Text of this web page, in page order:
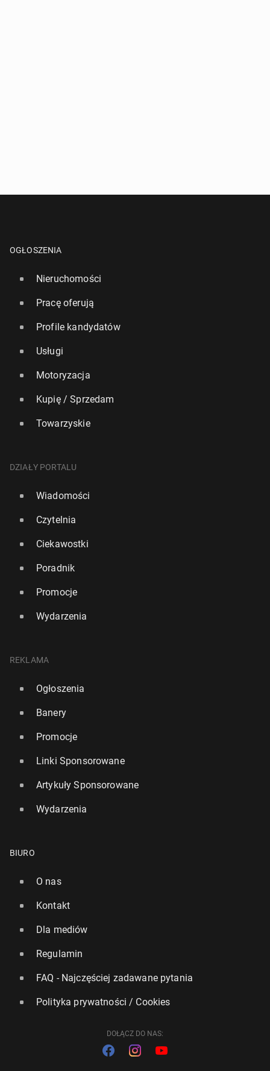
OGŁOSZENIA
Nieruchomości
Pracę oferują
Profile kandydatów
Usługi
Motoryzacja
Kupię / Sprzedam
Towarzyskie
DZIAŁY PORTALU
Wiadomości
Czytelnia
Ciekawostki
Poradnik
Promocje
Wydarzenia
REKLAMA
Ogłoszenia
Banery
Promocje
Linki Sponsorowane
Artykuły Sponsorowane
Wydarzenia
BIURO
O nas
Kontakt
Dla mediów
Regulamin
FAQ - Najczęściej zadawane pytania
Polityka prywatności / Cookies
DOŁĄCZ DO NAS: